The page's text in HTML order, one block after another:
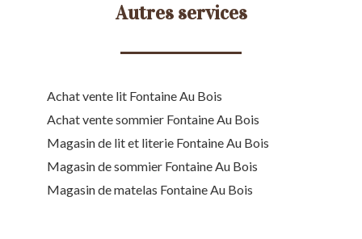
Autres services
Achat vente lit Fontaine Au Bois
Achat vente sommier Fontaine Au Bois
Magasin de lit et literie Fontaine Au Bois
Magasin de sommier Fontaine Au Bois
Magasin de matelas Fontaine Au Bois